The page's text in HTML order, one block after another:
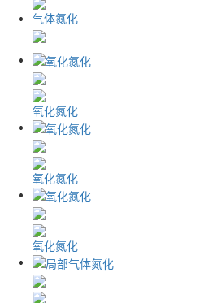
气体氮化
氧化氮化
氧化氮化
氧化氮化